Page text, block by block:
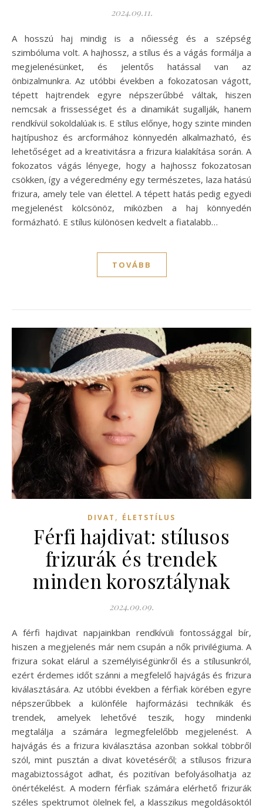
2024.09.11.
A hosszú haj mindig is a nőiesség és a szépség
szimbóluma volt. A hajhossz, a stílus és a vágás formálja a
megjelenésünket, és jelentős hatással van az
önbizalmunkra. Az utóbbi években a fokozatosan vágott,
tépett hajtrendek egyre népszerűbbé váltak, hiszen
nemcsak a frissességet és a dinamikát sugallják, hanem
rendkívül sokoldalúak is. E stílus előnye, hogy szinte minden
hajtípushoz és arcformához könnyedén alkalmazható, és
lehetőséget ad a kreativitásra a frizura kialakítása során. A
fokozatos vágás lényege, hogy a hajhossz fokozatosan
csökken, így a végeredmény egy természetes, laza hatású
frizura, amely tele van élettel. A tépett hatás pedig egyedi
megjelenést kölcsönöz, miközben a haj könnyedén
formázható. E stílus különösen kedvelt a fiatalabb…
TOVÁBB
DIVAT , ÉLETSTÍLUS
Férfi hajdivat: stílusos
frizurák és trendek
minden korosztálynak
2024.09.09.
A férfi hajdivat napjainkban rendkívüli fontossággal bír,
hiszen a megjelenés már nem csupán a nők privilégiuma. A
frizura sokat elárul a személyiségünkről és a stílusunkról,
ezért érdemes időt szánni a megfelelő hajvágás és frizura
kiválasztására. Az utóbbi években a férfiak körében egyre
népszerűbbek a különféle hajformázási technikák és
trendek, amelyek lehetővé teszik, hogy mindenki
megtalálja a számára legmegfelelőbb megjelenést. A
hajvágás és a frizura kiválasztása azonban sokkal többről
szól, mint pusztán a divat követéséről; a stílusos frizura
magabiztosságot adhat, és pozitívan befolyásolhatja az
önértékelést. A modern férfiak számára elérhető frizurák
széles spektrumot ölelnek fel, a klasszikus megoldásoktól